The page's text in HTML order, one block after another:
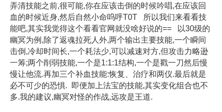
弄清技能之前,很可能,你在应该击倒的时候吟唱,在应该回
血的时候近身,然后自然小命呜呼T0T 所以我们来看看技
能吧,其实我觉得这个看看官网就没啥好说的== 以30级的
幽冥为例,除了返魂拉死人外,两个输出主要技能,一个瞬间
击倒,冷却时间长,一个耗法少,可以减速对方,但攻击力略逊
一筹;两个削弱技能,一个是1:1:1结构,一个是戳一刀然后慢
慢让他流.再加三个补血技能:恢复、治疗和两仪.最后就是
必不可少的恐惧. 即便加上法宝的技能,其实变化组合也不
多.我的建议,幽冥对怪的作战,远攻是王道.